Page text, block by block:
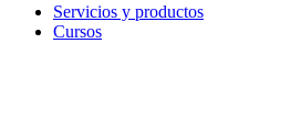
Servicios y productos
Cursos